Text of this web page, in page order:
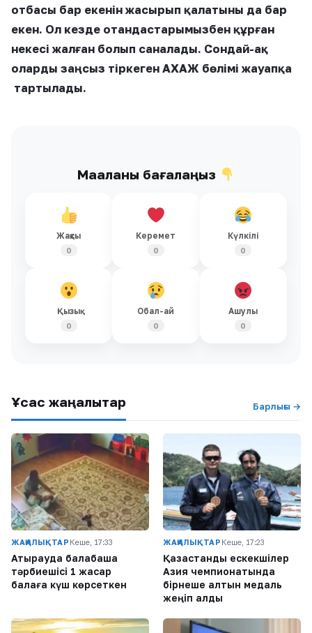
отбасы бар екенін жасырып қалатыны да бар
екен. Ол кезде отандастарымызбен құрған
некесі жалған болып саналады. Сондай-ақ
оларды заңсыз тіркеген АХАЖ бөлімі жауапқа
тартылады.
Мақаланы бағалаңыз
Жақсы
0
Керемет
0
Күлкілі
0
Қызық
0
Обал-ай
0
Ашулы
0
Ұқсас жаңалықтар Барлығы →
ЖАҢАЛЫҚТАР Кеше, 17:33
Атырауда балабақша
тәрбиешісі 1 жасар
балаға күш көрсеткен
ЖАҢАЛЫҚТАР Кеше, 17:23
Қазақстандық ескекшілер
Азия чемпионатында
бірнеше алтын медаль
жеңіп алды